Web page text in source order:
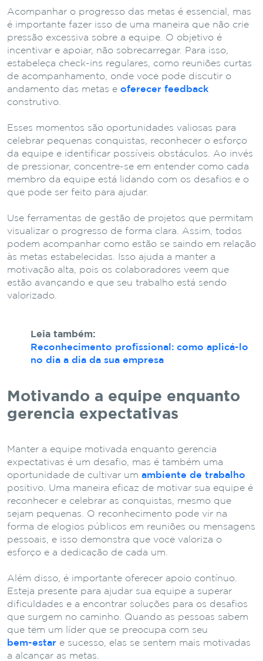
Acompanhar o progresso das metas é essencial, mas
é importante fazer isso de uma maneira que não crie
pressão excessiva sobre a equipe. O objetivo é
incentivar e apoiar, não sobrecarregar. Para isso,
estabeleça check-ins regulares, como reuniões curtas
de acompanhamento, onde você pode discutir o
andamento das metas e oferecer feedback
construtivo.
Esses momentos são oportunidades valiosas para
celebrar pequenas conquistas, reconhecer o esforço
da equipe e identificar possíveis obstáculos. Ao invés
de pressionar, concentre-se em entender como cada
membro da equipe está lidando com os desafios e o
que pode ser feito para ajudar.
Use ferramentas de gestão de projetos que permitam
visualizar o progresso de forma clara. Assim, todos
podem acompanhar como estão se saindo em relação
às metas estabelecidas. Isso ajuda a manter a
motivação alta, pois os colaboradores veem que
estão avançando e que seu trabalho está sendo
valorizado.
Leia também:
Reconhecimento profissional: como aplicá-lo
no dia a dia da sua empresa
Motivando a equipe enquanto
gerencia expectativas
Manter a equipe motivada enquanto gerencia
expectativas é um desafio, mas é também uma
oportunidade de cultivar um ambiente de trabalho
positivo. Uma maneira eficaz de motivar sua equipe é
reconhecer e celebrar as conquistas, mesmo que
sejam pequenas. O reconhecimento pode vir na
forma de elogios públicos em reuniões ou mensagens
pessoais, e isso demonstra que você valoriza o
esforço e a dedicação de cada um.
Além disso, é importante oferecer apoio contínuo.
Esteja presente para ajudar sua equipe a superar
dificuldades e a encontrar soluções para os desafios
que surgem no caminho. Quando as pessoas sabem
que têm um líder que se preocupa com seu
bem-estar e sucesso, elas se sentem mais motivadas
a alcançar as metas.